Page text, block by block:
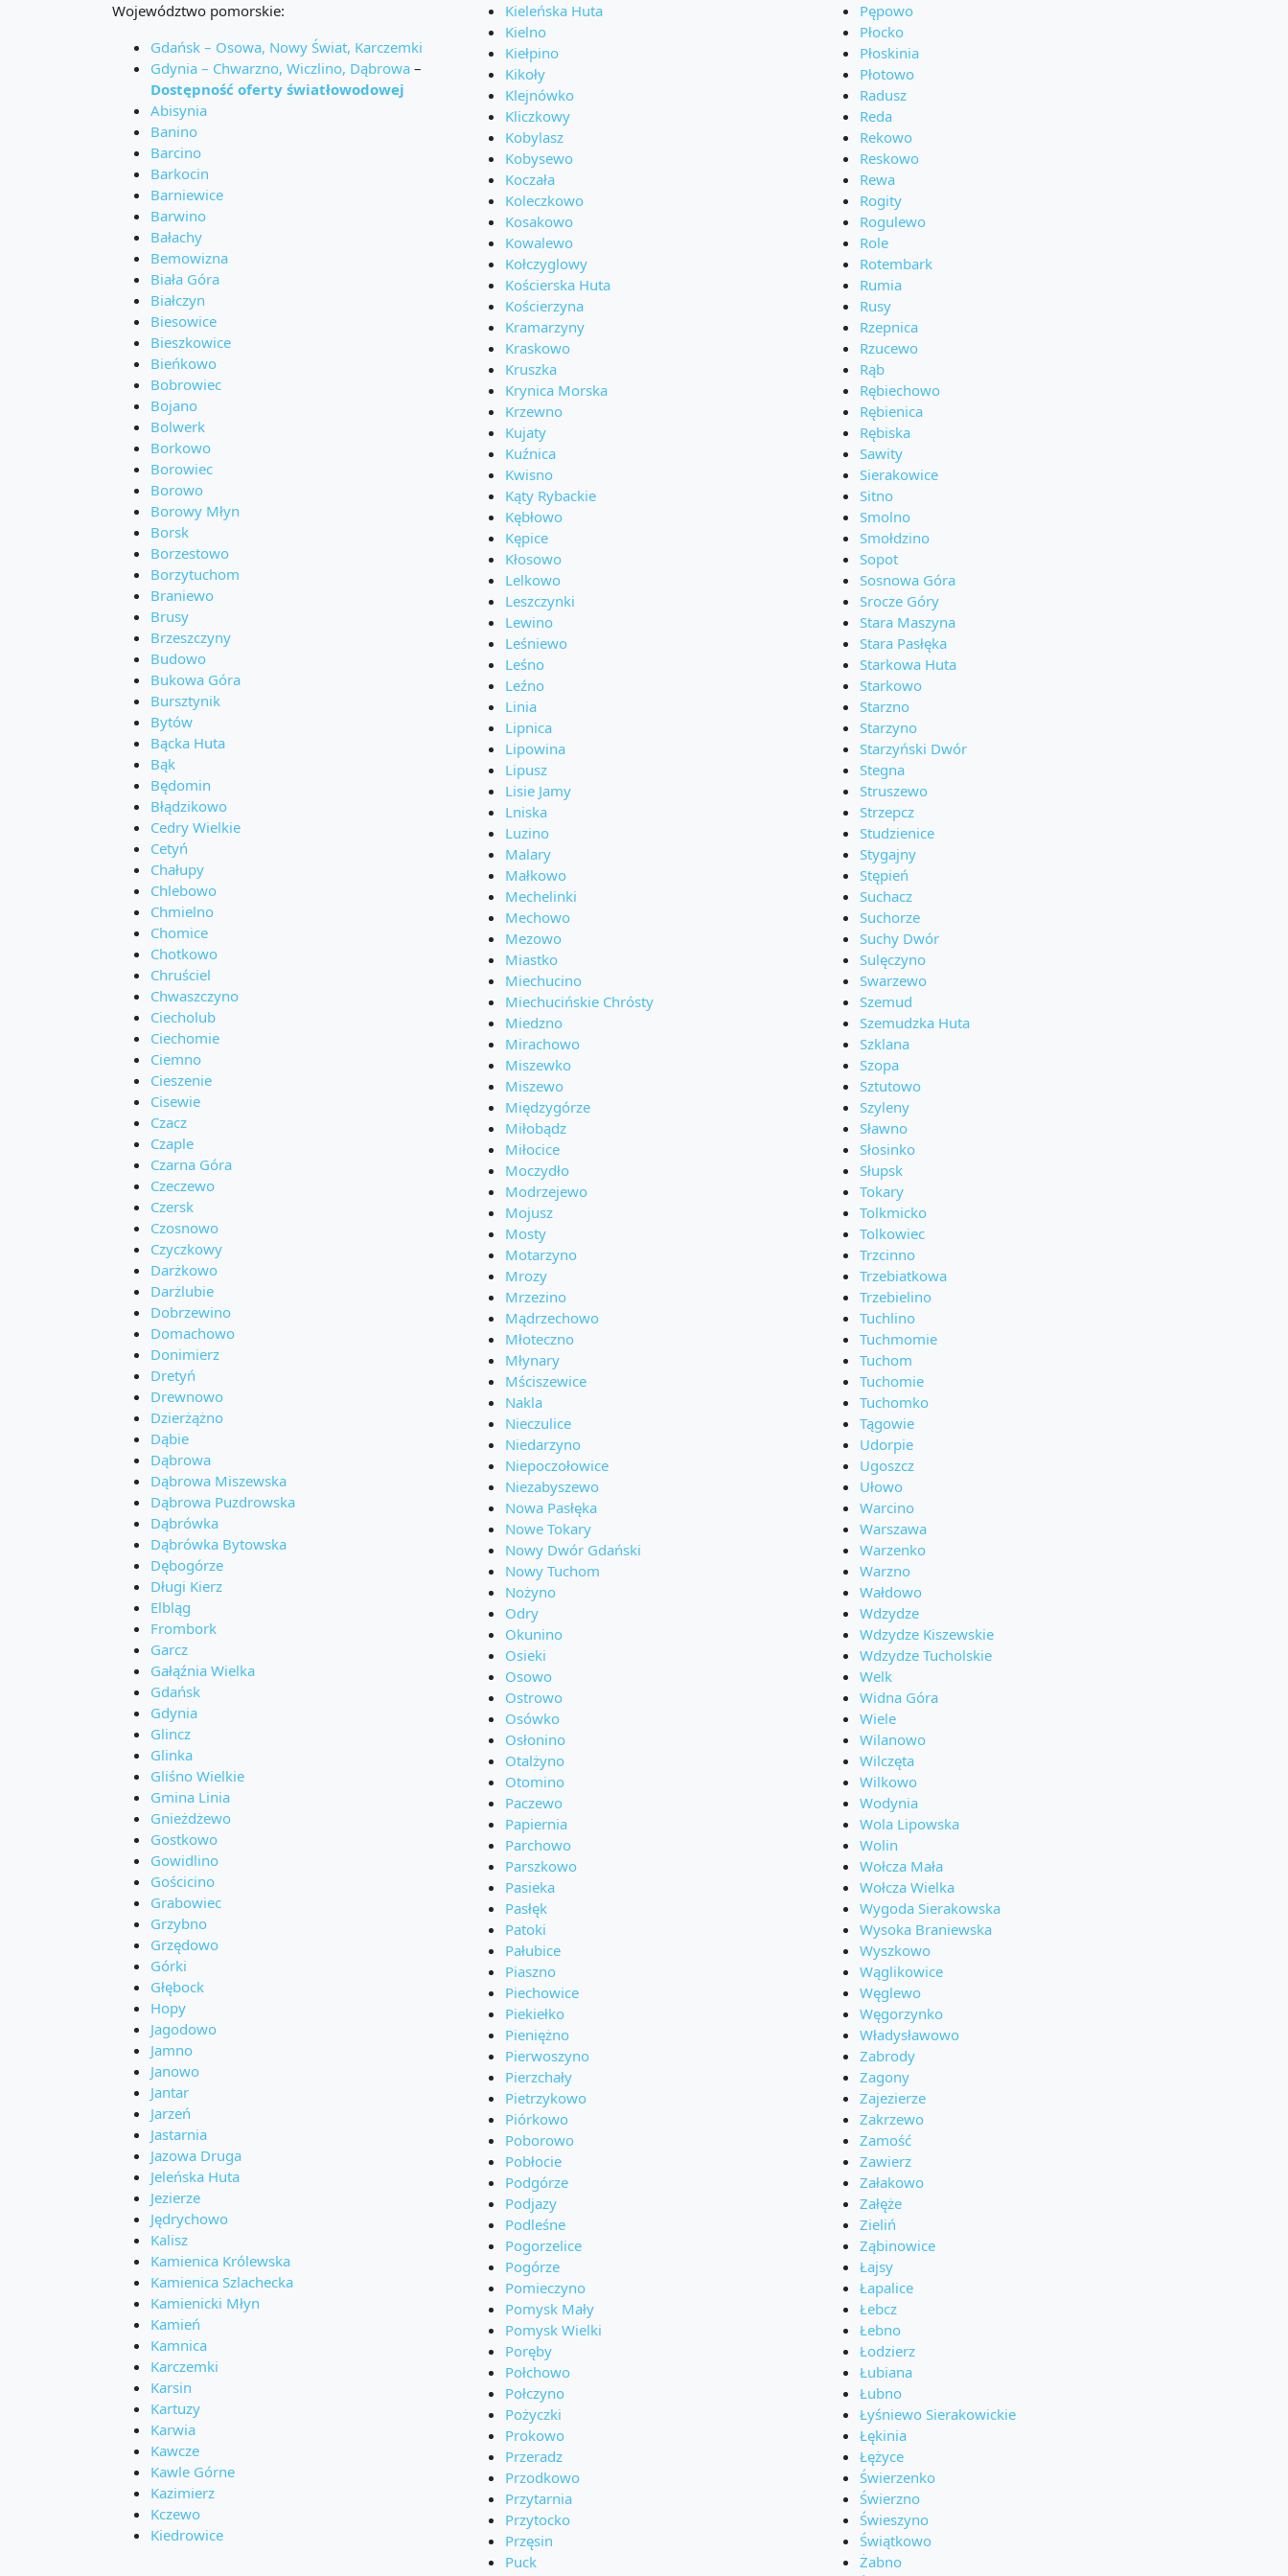
Województwo pomorskie:
Gdańsk – Osowa, Nowy Świat, Karczemki
Gdynia – Chwarzno, Wiczlino, Dąbrowa –
Dostępność oferty światłowodowej
Abisynia
Banino
Barcino
Barkocin
Barniewice
Barwino
Bałachy
Bemowizna
Biała Góra
Białczyn
Biesowice
Bieszkowice
Bieńkowo
Bobrowiec
Bojano
Bolwerk
Borkowo
Borowiec
Borowo
Borowy Młyn
Borsk
Borzestowo
Borzytuchom
Braniewo
Brusy
Brzeszczyny
Budowo
Bukowa Góra
Bursztynik
Bytów
Bącka Huta
Bąk
Będomin
Błądzikowo
Cedry Wielkie
Cetyń
Chałupy
Chlebowo
Chmielno
Chomice
Chotkowo
Chruściel
Chwaszczyno
Ciecholub
Ciechomie
Ciemno
Cieszenie
Cisewie
Czacz
Czaple
Czarna Góra
Czeczewo
Czersk
Czosnowo
Czyczkowy
Darżkowo
Darżlubie
Dobrzewino
Domachowo
Donimierz
Dretyń
Drewnowo
Dzierżążno
Dąbie
Dąbrowa
Dąbrowa Miszewska
Dąbrowa Puzdrowska
Dąbrówka
Dąbrówka Bytowska
Dębogórze
Długi Kierz
Elbląg
Frombork
Garcz
Gałąźnia Wielka
Gdańsk
Gdynia
Glincz
Glinka
Gliśno Wielkie
Gmina Linia
Gnieżdżewo
Gostkowo
Gowidlino
Gościcino
Grabowiec
Grzybno
Grzędowo
Górki
Głębock
Hopy
Jagodowo
Jamno
Janowo
Jantar
Jarzeń
Jastarnia
Jazowa Druga
Jeleńska Huta
Jezierze
Jędrychowo
Kalisz
Kamienica Królewska
Kamienica Szlachecka
Kamienicki Młyn
Kamień
Kamnica
Karczemki
Karsin
Kartuzy
Karwia
Kawcze
Kawle Górne
Kazimierz
Kczewo
Kiedrowice
Kieleńska Huta
Kielno
Kiełpino
Kikoły
Klejnówko
Kliczkowy
Kobylasz
Kobysewo
Koczała
Koleczkowo
Kosakowo
Kowalewo
Kołczyglowy
Kościerska Huta
Kościerzyna
Kramarzyny
Kraskowo
Kruszka
Krynica Morska
Krzewno
Kujaty
Kuźnica
Kwisno
Kąty Rybackie
Kębłowo
Kępice
Kłosowo
Lelkowo
Leszczynki
Lewino
Leśniewo
Leśno
Leźno
Linia
Lipnica
Lipowina
Lipusz
Lisie Jamy
Lniska
Luzino
Malary
Małkowo
Mechelinki
Mechowo
Mezowo
Miastko
Miechucino
Miechucińskie Chrósty
Miedzno
Mirachowo
Miszewko
Miszewo
Międzygórze
Miłobądz
Miłocice
Moczydło
Modrzejewo
Mojusz
Mosty
Motarzyno
Mrozy
Mrzezino
Mądrzechowo
Młoteczno
Młynary
Mściszewice
Nakla
Nieczulice
Niedarzyno
Niepoczołowice
Niezabyszewo
Nowa Pasłęka
Nowe Tokary
Nowy Dwór Gdański
Nowy Tuchom
Nożyno
Odry
Okunino
Osieki
Osowo
Ostrowo
Osówko
Osłonino
Otalżyno
Otomino
Paczewo
Papiernia
Parchowo
Parszkowo
Pasieka
Pasłęk
Patoki
Pałubice
Piaszno
Piechowice
Piekiełko
Pieniężno
Pierwoszyno
Pierzchały
Pietrzykowo
Piórkowo
Poborowo
Pobłocie
Podgórze
Podjazy
Podleśne
Pogorzelice
Pogórze
Pomieczyno
Pomysk Mały
Pomysk Wielki
Poręby
Połchowo
Połczyno
Pożyczki
Prokowo
Przeradz
Przodkowo
Przytarnia
Przytocko
Przęsin
Puck
Pępowo
Płocko
Płoskinia
Płotowo
Radusz
Reda
Rekowo
Reskowo
Rewa
Rogity
Rogulewo
Role
Rotembark
Rumia
Rusy
Rzepnica
Rzucewo
Rąb
Rębiechowo
Rębienica
Rębiska
Sawity
Sierakowice
Sitno
Smolno
Smołdzino
Sopot
Sosnowa Góra
Srocze Góry
Stara Maszyna
Stara Pasłęka
Starkowa Huta
Starkowo
Starzno
Starzyno
Starzyński Dwór
Stegna
Struszewo
Strzepcz
Studzienice
Stygajny
Stępień
Suchacz
Suchorze
Suchy Dwór
Sulęczyno
Swarzewo
Szemud
Szemudzka Huta
Szklana
Szopa
Sztutowo
Szyleny
Sławno
Słosinko
Słupsk
Tokary
Tolkmicko
Tolkowiec
Trzcinno
Trzebiatkowa
Trzebielino
Tuchlino
Tuchmomie
Tuchom
Tuchomie
Tuchomko
Tągowie
Udorpie
Ugoszcz
Ułowo
Warcino
Warszawa
Warzenko
Warzno
Wałdowo
Wdzydze
Wdzydze Kiszewskie
Wdzydze Tucholskie
Welk
Widna Góra
Wiele
Wilanowo
Wilczęta
Wilkowo
Wodynia
Wola Lipowska
Wolin
Wołcza Mała
Wołcza Wielka
Wygoda Sierakowska
Wysoka Braniewska
Wyszkowo
Wąglikowice
Węglewo
Węgorzynko
Władysławowo
Zabrody
Zagony
Zajezierze
Zakrzewo
Zamość
Zawierz
Załakowo
Załęże
Zieliń
Ząbinowice
Łajsy
Łapalice
Łebcz
Łebno
Łodzierz
Łubiana
Łubno
Łyśniewo Sierakowickie
Łękinia
Łężyce
Świerzenko
Świerzno
Świeszyno
Świątkowo
Żabno